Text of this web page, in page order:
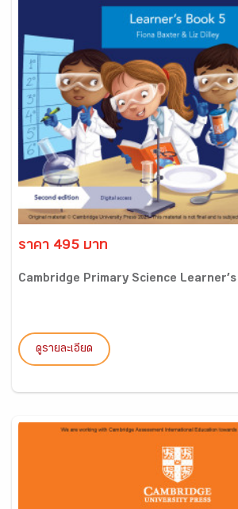
ราคา 495 บาท
Cambridge Primary Science
ดูรายละเอียด